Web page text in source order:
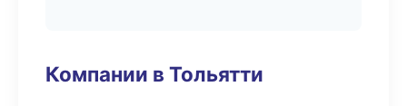
Компании в Тольятти